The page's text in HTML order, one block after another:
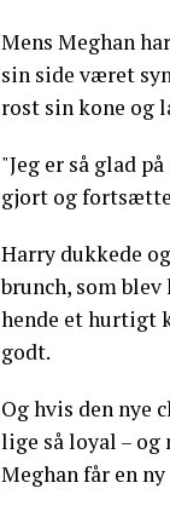
Mens Meghan
sin side været
rost sin kone og
"Jeg er så glad
gjort og
Harry dukkede
brunch, som
hende et hurtigt
godt.
Og hvis den nye
lige så loyal –
Meghan får en ny